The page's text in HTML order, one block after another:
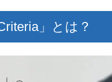
」とは？